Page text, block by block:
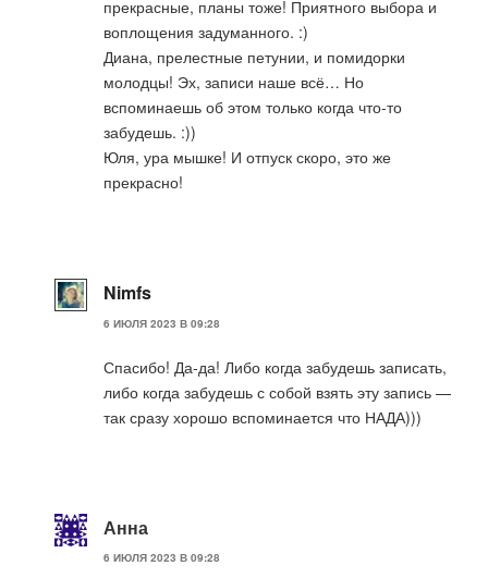
прекрасные, планы тоже! Приятного выбора и
воплощения задуманного. :)
Диана, прелестные петунии, и помидорки
молодцы! Эх, записи наше всё… Но
вспоминаешь об этом только когда что-то
забудешь. :))
Юля, ура мышке! И отпуск скоро, это же
прекрасно!
Nimfs
6 ИЮЛЯ 2023 В 09:28
Спасибо! Да-да! Либо когда забудешь записать,
либо когда забудешь с собой взять эту запись —
так сразу хорошо вспоминается что НАДА)))
Анна
6 ИЮЛЯ 2023 В 09:28